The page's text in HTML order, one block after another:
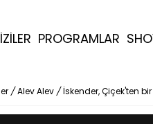
PROGRAMLAR
/ Alev Alev / İskender, Çiçek'ten